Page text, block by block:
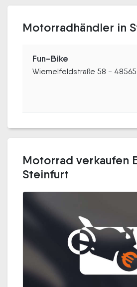
Motorradhändler in
Fun-Bike
Wiemelfeldstraße 58 -
Motorrad verkaufen
Steinfurt